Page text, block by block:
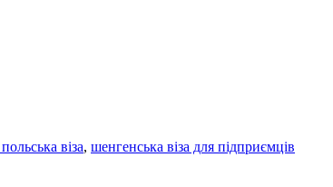
віза, шенгенська віза для підприємців